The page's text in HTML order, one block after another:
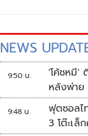
NEWS
9:50 น.
'โค้ชหมี'
หลังพ่าย
9:48 น.
ฟุตซอลไ
3 โต๊ะเ